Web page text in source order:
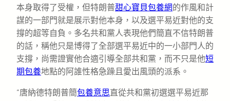
本身取得了受權，但特朗普甜心寶貝包養網的作風和計
謀的一部門就是展示對他本身，以及選平易近對他的支
撐的超等自負。多名共和黨人表現他們簡直不信特朗普
的話，稱他只是博得了全部選平易近中的一小部門人的
支撐，尚需證實他合適引導全部共和黨，而不只是他短
期包養地點的阿誰性格急躁且愛出風頭的派系。
“唐納德特朗普簡包養意思直從共和黨初選選平易近那